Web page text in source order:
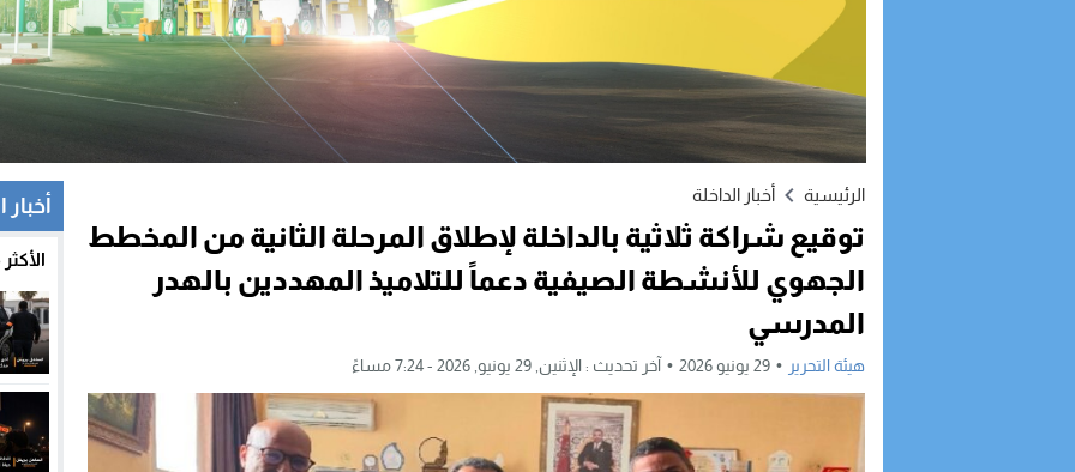
الرئيسية أخبار الداخلة
توقيع شراكة ثلاثية بالداخلة لإطلاق المرحلة الثانية من المخطط
الجهوي للأنشطة الصيفية دعماً للتلاميذ المهددين بالهدر
المدرسي
هيئة التحرير 29 يونيو 2026 آخر تحديث : الإثنين, 29 يونيو, 2026 - 7:24 مساءً
أخبار